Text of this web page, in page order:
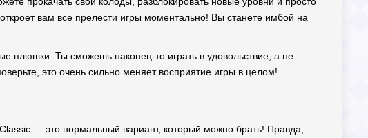
вам все прелести игры моментально! Вы станете имбой на
плюшки. Ты сможешь наконец-то играть в удовольствие, а не
это очень сильно меняет восприятие игры в целом!
— это нормальный вариант, который можно брать! Правда,